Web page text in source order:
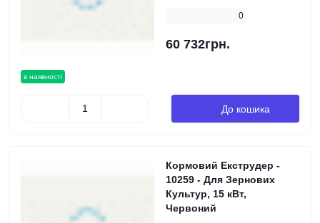
в наявності
0
60 732грн.
До кошика
Кормовий Екструдер -
10259 - Для Зернових
Культур, 15 кВт,
Червоний